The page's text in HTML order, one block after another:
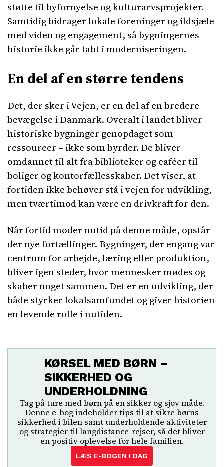
støtte til byfornyelse og kulturarvsprojekter.
Samtidig bidrager lokale foreninger og ildsjæle
med viden og engagement, så bygningernes
historie ikke går tabt i moderniseringen.
En del af en større tendens
Det, der sker i Vejen, er en del af en bredere
bevægelse i Danmark. Overalt i landet bliver
historiske bygninger genopdaget som
ressourcer – ikke som byrder. De bliver
omdannet til alt fra biblioteker og caféer til
boliger og kontorfællesskaber. Det viser, at
fortiden ikke behøver stå i vejen for udvikling,
men tværtimod kan være en drivkraft for den.
Når fortid møder nutid på denne måde, opstår
der nye fortællinger. Bygninger, der engang var
centrum for arbejde, læring eller produktion,
bliver igen steder, hvor mennesker mødes og
skaber noget sammen. Det er en udvikling, der
både styrker lokalsamfundet og giver historien
en levende rolle i nutiden.
KØRSEL MED BØRN –
SIKKERHED OG
UNDERHOLDNING
Tag på ture med børn på en sikker og sjov måde.
Denne e-bog indeholder tips til at sikre børns
sikkerhed i bilen samt underholdende aktiviteter
og strategier til langdistance-rejser, så det bliver
en positiv oplevelse for hele familien.
LÆS E-BOGEN I DAG